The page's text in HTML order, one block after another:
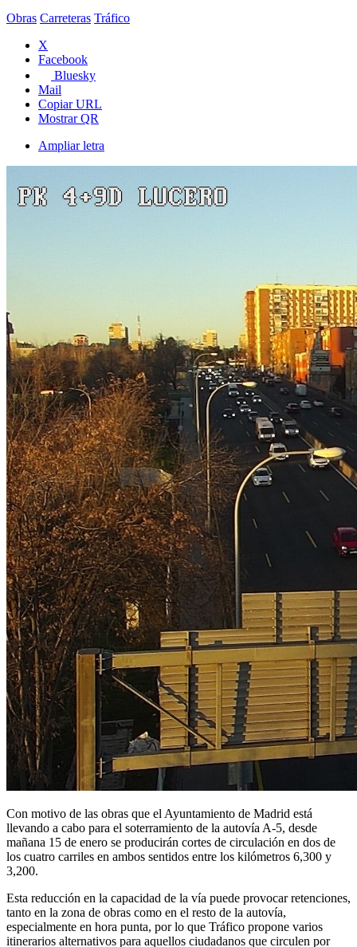
Obras Carreteras Tráfico
X
Facebook
Bluesky
Mail
Copiar URL
Mostrar QR
Ampliar letra
Con motivo de las obras que el Ayuntamiento de Madrid está
llevando a cabo para el soterramiento de la autovía A-5, desde
mañana 15 de enero se producirán cortes de circulación en dos de
los cuatro carriles en ambos sentidos entre los kilómetros 6,300 y
3,200.
Esta reducción en la capacidad de la vía puede provocar retenciones,
tanto en la zona de obras como en el resto de la autovía,
especialmente en hora punta, por lo que Tráfico propone varios
itinerarios alternativos para aquellos ciudadanos que circulen por